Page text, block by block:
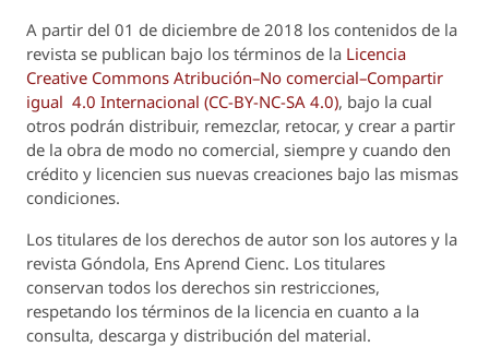
A partir del 01 de diciembre de 2018 los contenidos de la
revista se publican bajo los términos de la Licencia
Creative Commons Atribución–No comercial–Compartir
igual 4.0 Internacional (CC-BY-NC-SA 4.0), bajo la cual
otros podrán distribuir, remezclar, retocar, y crear a partir
de la obra de modo no comercial, siempre y cuando den
crédito y licencien sus nuevas creaciones bajo las mismas
condiciones.
Los titulares de los derechos de autor son los autores y la
revista Góndola, Ens Aprend Cienc. Los titulares
conservan todos los derechos sin restricciones,
respetando los términos de la licencia en cuanto a la
consulta, descarga y distribución del material.